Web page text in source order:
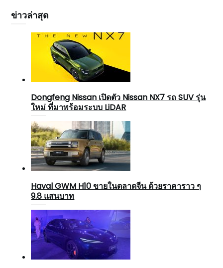
ข่าวล่าสุด
Dongfeng Nissan เปิดตัว Nissan NX7 รถ SUV รุ่น
ใหม่ ที่มาพร้อมระบบ LiDAR
Haval GWM H10 ขายในตลาดจีน ด้วยราคาราว ๆ
9.8 แสนบาท